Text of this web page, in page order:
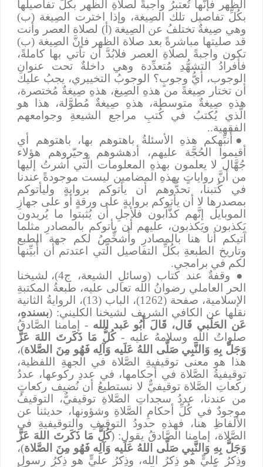
الظهر فإنَّها تُعتبرُ واجبةً لصلاةِ الظهر بكُلِّ تفاصيلها
بكُلِّ تفاصيل تلك الصِيغة، وإذا اخترت الصِيغة (ب)
وهي صِيغةٌ تختلفُ عن الصِيغة (أ) لصلاة العصر وأنت
قد صليتها مباشرةً بعد صلاة الظهر فإنَّ الصِيغة (ب)
تكون واجبةً لصلاةِ العصر فلابُدَّ أن تأتي بها كاملةً،
فأفرادُ التشهُّدِ مُتعدِّدة وهي داخلةٌ تحت عنوانِ
الوجوب، أيُّ وجوبٍ؟ الوجوبُ التخييري، يجبُ عليك
أن تختار صِيغةً من هذهِ الصِيغ، هذهِ صِيغةٌ مُختصرة،
هذهِ صِيغةٌ متوسطة، هذهِ صِيغةٌ مُطوَّلة، هذا هو
الَّذي يُكتبُ في كُتبِ مراجع الشيعةِ وجوامعهم
الفقهية..
●أُنبِّهكم هذهِ الأسئلةُ باهتوهم بها، باهتوهم أي
أقيموا الحُجَّة عليهم، أدهشوهم وحيّروهم هؤلاء
جُهَّال لا يعلمون بهذهِ المعلومات الَّتي أشرتُ إليها
من أنَّ رواياتٍ بهذهِ المضامين ليست موجودةً عندنا
في كُتبنا، تحدُّوهم أن يأتوكم بروايةٍ وليأتوكم
بمصدرها لا أن يأتوكم بروايةٍ على ورقةٍ أو على جهازِ
الموبايل إنَّهم كذَّابون فلأجلِ أن يُثبتوا ما يُريدون
يَكذبون ويَكذبون، عليهم أن يأتوكم بالمصادرِ مثلما
آتيكم أنا هنا بالمصادرِ وأُشخِّصُ لكم جهة الطبع
وتاريخ الطبعةِ بكُلِّ التفاصيل الَّتي اعتدتم أن أُبيِّنها
لكم في برامجي.
●
وقفةٌ عند كتاب (وسائلِ الشيعة، ج4)، لشيخنا
الحر العاملي رضوانُ الله تعالى عليه، طبعةُ المكتبةِ
الإسلامية، صفحة (1262)، الباب (13)، الروايةُ الثانية
نقلها عن الكافي الشريف لشيخنا الكليني: ( بسندهِ،
عَن الحَلَبي قَال، قَالَ أَبُو عَبد الله- إمامنا الصَّادقُ
صلواتُ اللهِ وسلامهُ عليه - كُلُّ مَا ذَكَرتَ اللهَ عَزَّ
وَجَلَّ بِهِ وَالنَّبِي صَلَّى اللهُ عَلَيه وَآلِه فَهُو مِنَ الصَّلاة)،
هذا هو معنى توقيفيةِ الصَّلاة في الجهةِ اللفظية،
توقيفيةُ الصَّلاة في أحكامها، في عددِ ركوعها، عددُ
ركعاتِ الصَّلاة توقيفيٌّ لا نستطيعُ أن نُضيف ركعاتٍ
من عندنا، عددُ سجداتِ الصَّلاةِ توقيفيٌّ، التوقيفُ
موجودٌ في كُلِّ أحكامِ الصَّلاةِ وشؤونها، حديثنا عن
الألفاظِ هنا، فهذهِ حدودُ التوقيفِ والتوقيفيةِ في
الصَّلاة، إمامنا الصَّادقُ يقول: ( كُلُّ مَا ذَكَرتَ اللهَ عَزَّ
وَجَلَّ بِهِ وَالنَّبِي صَلَّى اللهُ عَلَيه وَآلِه فَهُو مِنَ الصَّلاة)،
وذِكرُ عليٍّ هو ذِكرُ الله، وذِكرُ عليٍّ هو ذِكرُ رسولِ